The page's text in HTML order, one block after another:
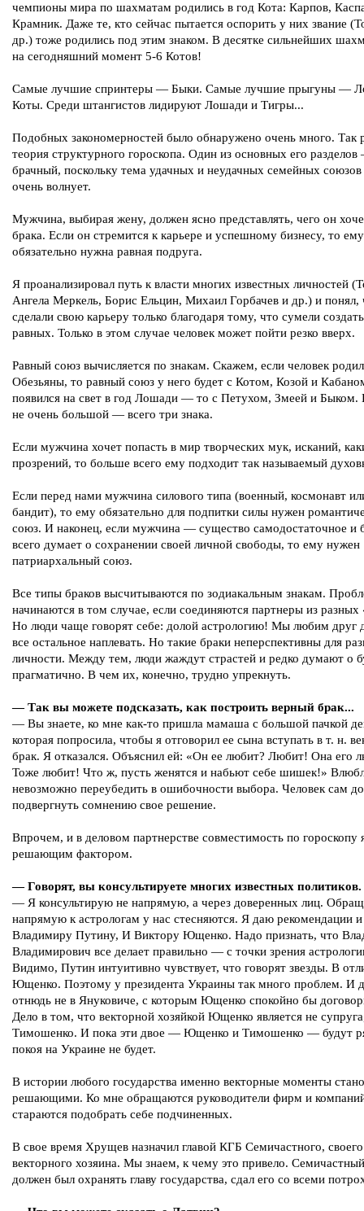
чемпионы мира по шахматам родились в год Кота: Карпов,
Крамник. Даже те, кто сейчас пытается оспорить у них звание
др.) тоже родились под этим знаком. В десятке сильнейших
на сегодняшний момент 5-6 Котов!
Самые лучшие спринтеры — Быки. Самые лучшие прыгуны —
Коты. Среди штангистов лидируют Лошади и Тигры...
Подобных закономерностей было обнаружено очень много. Так
теория структурного гороскопа. Один из основных его
брачный, поскольку тема удачных и неудачных семейных союзов
очень волнует.
Мужчина, выбирая жену, должен ясно представлять, чего он
брака. Если он стремится к карьере и успешному бизнесу, то ему
обязательно нужна равная подруга.
Я проанализировал путь к власти многих известных личностей
Ангела Меркель, Борис Ельцин, Михаил Горбачев и др.) и понял,
сделали свою карьеру только благодаря тому, что сумели
равных. Только в этом случае человек может пойти резко вверх.
Равный союз вычисляется по знакам. Скажем, если человек
Обезьяны, то равный союз у него будет с Котом, Козой и
появился на свет в год Лошади — то с Петухом, Змеей и Быком.
не очень большой — всего три знака.
Если мужчина хочет попасть в мир творческих мук, исканий,
прозрений, то больше всего ему подходит так называемый
Если перед нами мужчина силового типа (военный, космонавт
бандит), то ему обязательно для подпитки силы нужен
союз. И наконец, если мужчина — существо самодостаточное и
всего думает о сохранении своей личной свободы, то ему нужен
патриархальный союз.
Все типы браков высчитываются по зодиакальным знакам.
начинаются в том случае, если соединяются партнеры из разных
Но люди чаще говорят себе: долой астрологию! Мы любим друг
все остальное наплевать. Но такие браки неперспективны для
личности. Между тем, люди жаждут страстей и редко думают о
прагматично. В чем их, конечно, трудно упрекнуть.
— Так вы можете подсказать, как построить верный брак...
— Вы знаете, ко мне как-то пришла мамаша с большой пачкой
которая попросила, чтобы я отговорил ее сына вступать в т. н.
брак. Я отказался. Объяснил ей: «Он ее любит? Любит! Она его
Тоже любит! Что ж, пусть женятся и набьют себе шишек!»
невозможно переубедить в ошибочности выбора. Человек сам
подвергнуть сомнению свое решение.
Впрочем, и в деловом партнерстве совместимость по гороскопу
решающим фактором.
— Говорят, вы консультируете многих известных политиков.
— Я консультирую не напрямую, а через доверенных лиц.
напрямую к астрологам у нас стесняются. Я даю рекомендации и
Владимиру Путину, И Виктору Ющенко. Надо признать, что
Владимирович все делает правильно — с точки зрения
Видимо, Путин интуитивно чувствует, что говорят звезды. В
Ющенко. Поэтому у президента Украины так много проблем. И
отнюдь не в Януковиче, с которым Ющенко спокойно бы
Дело в том, что векторной хозяйкой Ющенко является не
Тимошенко. И пока эти двое — Ющенко и Тимошенко — будут
покоя на Украине не будет.
В истории любого государства именно векторные моменты
решающими. Ко мне обращаются руководители фирм и
стараются подобрать себе подчиненных.
В свое время Хрущев назначил главой КГБ Семичастного, своего
векторного хозяина. Мы знаем, к чему это привело.
должен был охранять главу государства, сдал его со всеми